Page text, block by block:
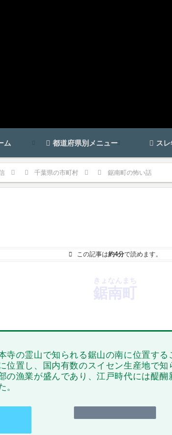
ム 都道府県別メニュー ス
千葉県の市町村 鋸南町の怖い話
この記事は約4分で読めます。
鋸南町
きょなんまち
寺の霊山で知られる鋸山の南に位置する
位置し、国内有数のスイセン生産地で
の漁業が盛んであり、江戸時代には醍
。